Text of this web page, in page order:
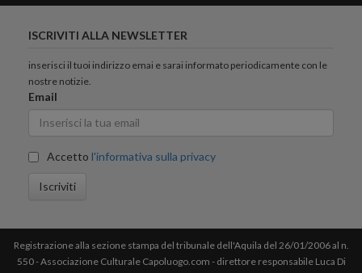
ISCRIVITI ALLA NEWSLETTER
inserisci il tuoi indirizzo emai e sarai informato periodicamente con le
nostre notizie.
Email
Accetto l'informativa sulla privacy
Iscriviti
Registrazione alla sezione stampa del tribunale dell'Aquila del 26/01/2006 al n.
550 - Associazione Culturale Capoluogo.com - direttore responsabile Luca Di